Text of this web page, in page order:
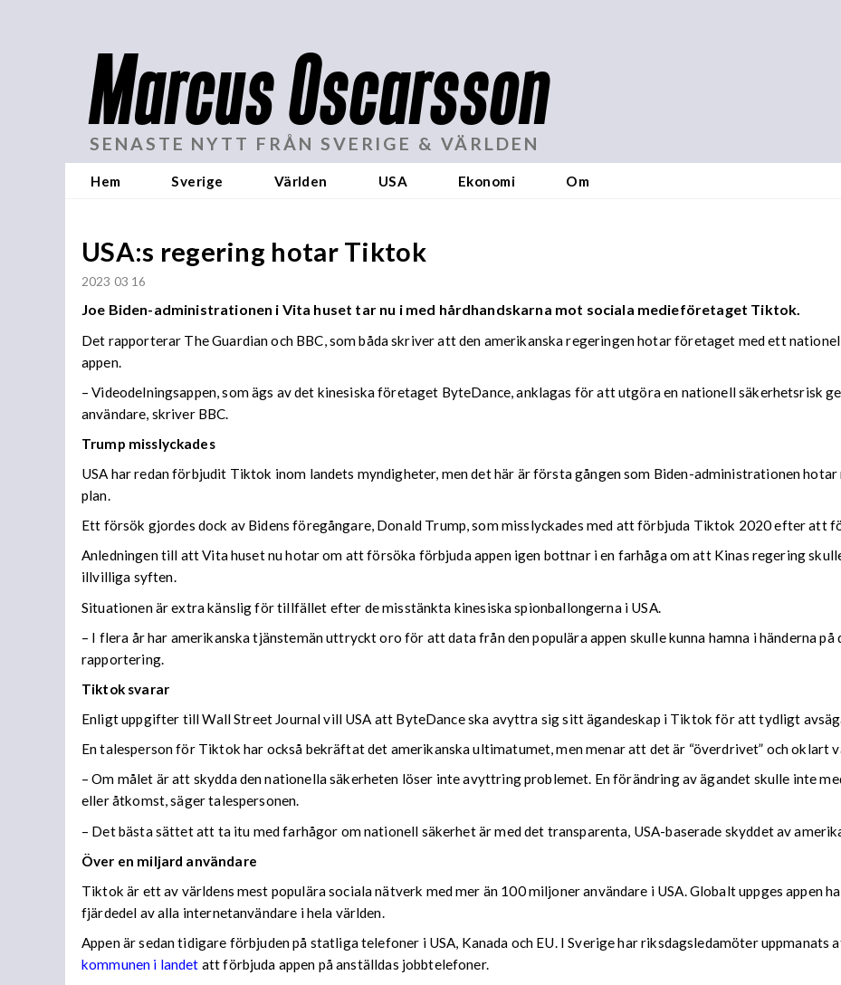
Marcus Oscarsson
SENASTE NYTT FRÅN SVERIGE & VÄRLDEN
Hem Sverige Världen USA Ekonomi Om
USA:s regering hotar Tiktok
2023 03 16
Joe Biden-administrationen i Vita huset tar nu i med hårdhandskarna mot sociala medieföretaget Tiktok.
Det rapporterar The Guardian och BBC, som båda skriver att den amerikanska regeringen hotar företaget med ett
appen.
– Videodelningsappen, som ägs av det kinesiska företaget ByteDance, anklagas för att utgöra en nationell säkerhetsrisk
användare, skriver BBC.
Trump misslyckades
USA har redan förbjudit Tiktok inom landets myndigheter, men det här är första gången som Biden-administrationen
plan.
Ett försök gjordes dock av Bidens föregångare, Donald Trump, som misslyckades med att förbjuda Tiktok 2020 efter att
Anledningen till att Vita huset nu hotar om att försöka förbjuda appen igen bottnar i en farhåga om att Kinas regering
illvilliga syften.
Situationen är extra känslig för tillfället efter de misstänkta kinesiska spionballongerna i USA.
– I flera år har amerikanska tjänstemän uttryckt oro för att data från den populära appen skulle kunna hamna i händerna
rapportering.
Tiktok svarar
Enligt uppgifter till Wall Street Journal vill USA att ByteDance ska avyttra sig sitt ägandeskap i Tiktok för att tydligt
En talesperson för Tiktok har också bekräftat det amerikanska ultimatumet, men menar att det är “överdrivet” och oklart
– Om målet är att skydda den nationella säkerheten löser inte avyttring problemet. En förändring av ägandet skulle inte
eller åtkomst, säger talespersonen.
– Det bästa sättet att ta itu med farhågor om nationell säkerhet är med det transparenta, USA-baserade skyddet av
Över en miljard användare
Tiktok är ett av världens mest populära sociala nätverk med mer än 100 miljoner användare i USA. Globalt uppges appen
fjärdedel av alla internetanvändare i hela världen.
Appen är sedan tidigare förbjuden på statliga telefoner i USA, Kanada och EU. I Sverige har riksdagsledamöter
kommunen i landet att förbjuda appen på anställdas jobbtelefoner.